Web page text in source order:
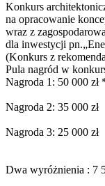
Konkurs
na opracowanie
wraz z
dla inwestycji
(Konkurs z
Pula nagród w
Nagroda 1: 50 000 zł
Nagroda 2: 35 000 zł
Nagroda 3: 25 000 zł
Dwa wyróżnienia : 7